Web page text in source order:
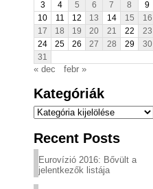
3
4 5 6 7 8
9
10
11 12 13 14 15
16
17
18 19 20 21 22
23
24
25 26 27 28 29
30
31
« dec febr »
Kategóriák
Kategóriák
Recent Posts
Eurovízió 2016: Bővült a
jelentkezők listája